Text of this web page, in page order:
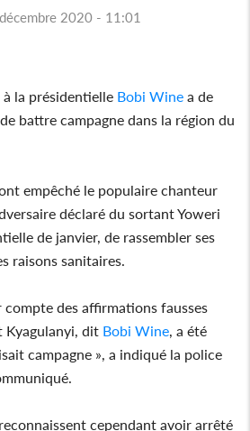
2020 - 11:01
à la présidentielle Bobi Wine a de
battre campagne dans la région du
empêché le populaire chanteur
déclaré du sortant Yoweri
de janvier, de rassembler ses
raisons sanitaires.
compte des affirmations fausses
Kyagulanyi, dit Bobi Wine, a été
campagne », a indiqué la police
cependant avoir arrêté